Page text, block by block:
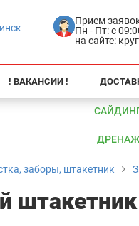
Прием
Пн - Пт: с
на сайте:
! ВАКАНСИИ !
ДРЕНАЖ
заборы, штакетник